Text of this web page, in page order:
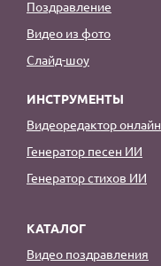
Поздравление
Видео из фото
Слайд-шоу
ИНСТРУМЕНТЫ
Видеоредактор онлайн
Генератор песен ИИ
Генератор стихов ИИ
КАТАЛОГ
Видео поздравления